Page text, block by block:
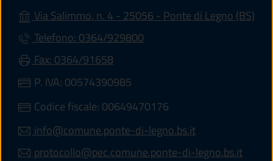
Via Salimmo, n. 4 - 25056 - Ponte di Legno (BS)
Telefono: 0364/929800
Fax: 0364/91658
P. IVA: 00574390985
Codice fiscale: 00649470176
info@comune.ponte-di-legno.bs.it
protocollo@pec.comune.ponte-di-legno.bs.it